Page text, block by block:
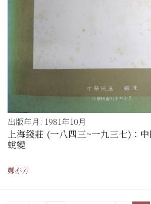
出版年月: 1981年10月
上海錢莊 (一八四三~一九三七)：
蛻變
鄭亦芳